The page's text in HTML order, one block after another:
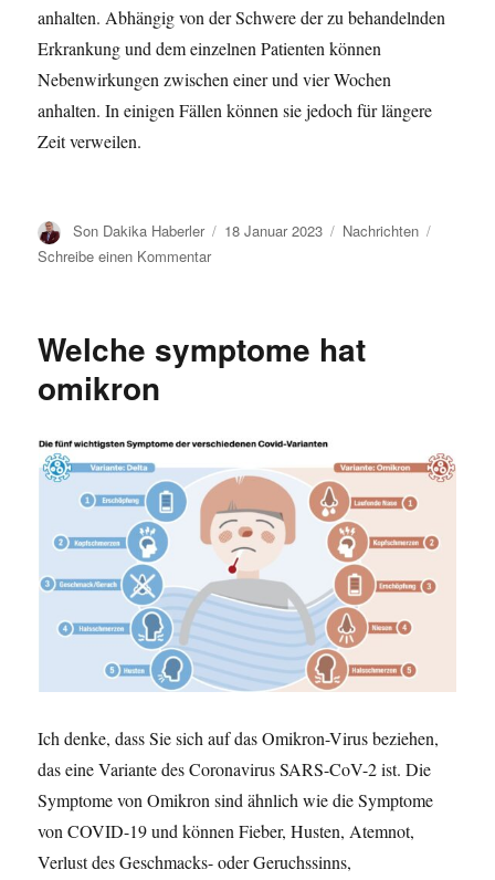
anhalten. Abhängig von der Schwere der zu behandelnden
Erkrankung und dem einzelnen Patienten können
Nebenwirkungen zwischen einer und vier Wochen
anhalten. In einigen Fällen können sie jedoch für längere
Zeit verweilen.
A
u
Son Dakika Haberler
V
f
e
l
c
h
t
a
m
18 Januar 2023
K
o
Nachrichten
Schreibe einen Kommentarz
e
g
e
d
a
u
e
r
n
n
b
e
w
i
Welche symptome hat
omikron
Ich denke, dass Sie sich auf das Omikron-Virus beziehen,
das eine Variante des Coronavirus SARS-CoV-2 ist. Die
Symptome von Omikron sind ähnlich wie die Symptome
von COVID-19 und können Fieber, Husten, Atemnot,
Verlust des Geschmacks- oder Geruchssinns,